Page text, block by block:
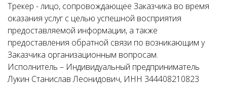
Трекер - лицо, сопровождающее Заказчика во время
оказания услуг с целью успешной восприятия
предоставляемой информации, а также
предоставления обратной связи по возникающим у
Заказчика организационным вопросам.
Исполнитель – Индивидуальный предприниматель
Лукин Станислав Леонидович, ИНН 344408210823